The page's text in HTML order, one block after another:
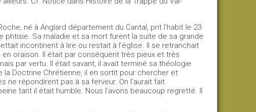
né à Anglard département du Cantal, prit l’habit le 23
phtisie. Sa maladie et sa mort furent la suite de sa grande
incontinent à lire ou restait à l’église. Il se retranchait
oraison. Il était par conséquent très pieux et très
par vertu. Il était savant, il avait terminé sa théologie
la Doctrine Chrétienne, il en sortit pour chercher et
répondirent pas à sa ferveur. On l’aurait fait
tant il était humble. Nous l’avons beaucoup regretté. Il